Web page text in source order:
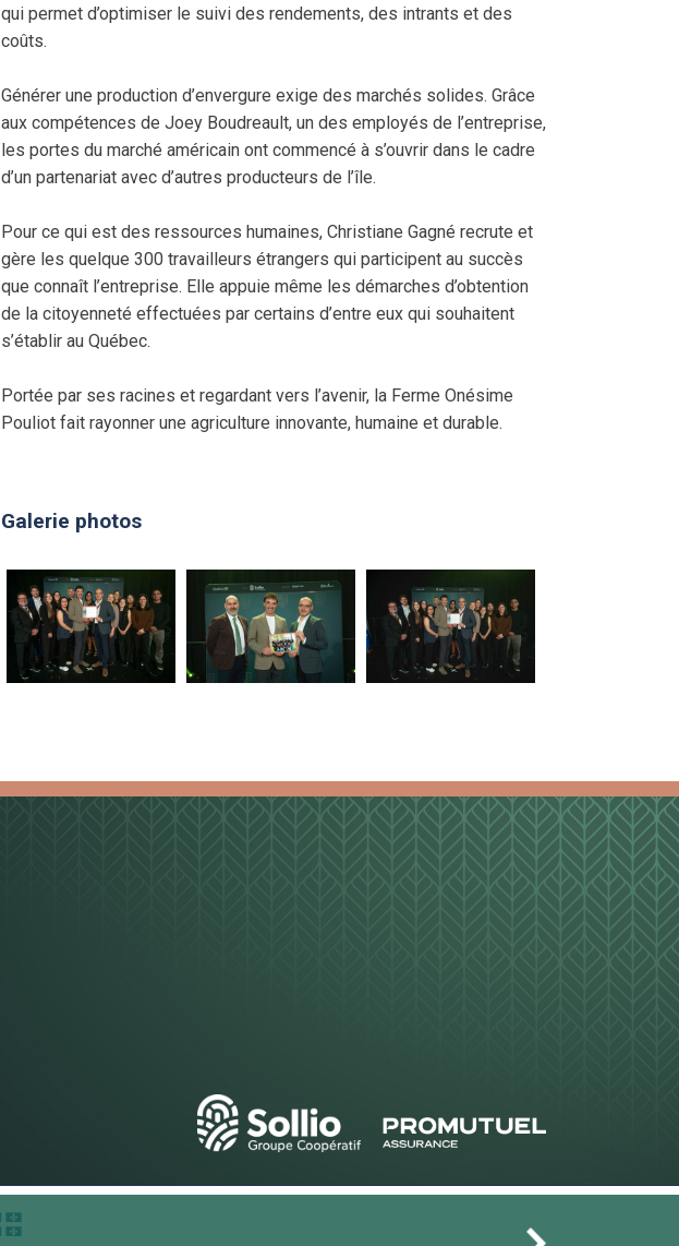
qui permet d’optimiser le suivi des rendements, des intrants et des
coûts.
Générer une production d’envergure exige des marchés solides. Grâce
aux compétences de Joey Boudreault, un des employés de l’entreprise,
les portes du marché américain ont commencé à s’ouvrir dans le cadre
d’un partenariat avec d’autres producteurs de l’île.
Pour ce qui est des ressources humaines, Christiane Gagné recrute et
gère les quelque 300 travailleurs étrangers qui participent au succès
que connaît l’entreprise. Elle appuie même les démarches d’obtention
de la citoyenneté effectuées par certains d’entre eux qui souhaitent
s’établir au Québec.
Portée par ses racines et regardant vers l’avenir, la Ferme Onésime
Pouliot fait rayonner une agriculture innovante, humaine et durable.
Galerie photos